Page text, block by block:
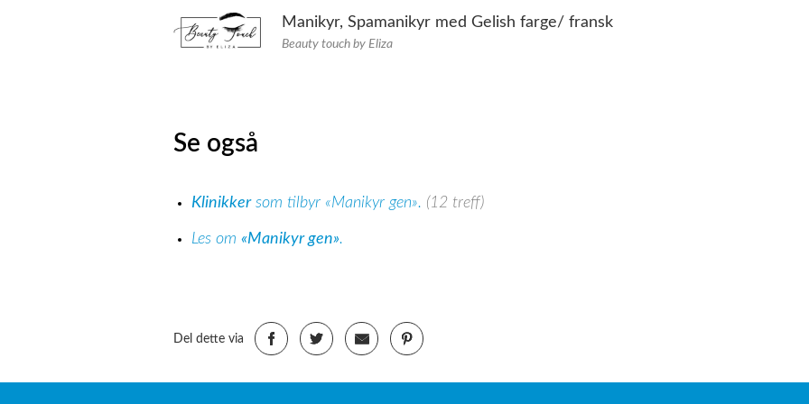
Manikyr, Spamanikyr med Gelish farge/ fransk
Beauty touch by Eliza
Se også
Klinikkersom tilbyr «Manikyr gen». (12 treff)
Les om «Manikyr gen».
Del dette via